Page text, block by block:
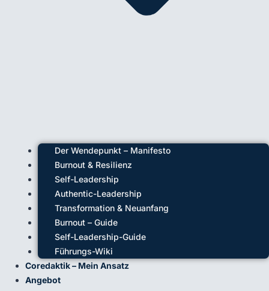
Der Wendepunkt – Manifesto
Burnout & Resilienz
Self-Leadership
Authentic-Leadership
Transformation & Neuanfang
Burnout – Guide
Self-Leadership-Guide
Führungs-Wiki
Coredaktik – Mein Ansatz
Angebot